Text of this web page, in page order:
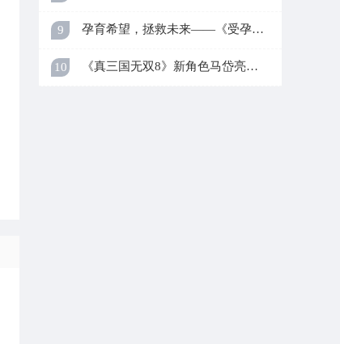
9 孕育希望，拯救未来——《受孕Plus：产子救世录》新画面呈现
10 《真三国无双8》新角色马岱亮相，绿装绿帽威风凛凛